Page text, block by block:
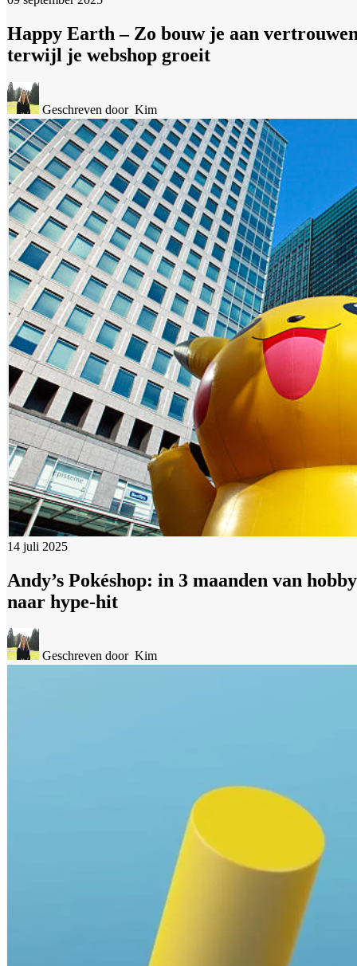
Happy Earth – Zo bouw je aan
terwijl je webshop groeit
Geschreven door Kim
14 juli 2025
Andy’s Pokéshop: in 3 maanden van hobby
naar hype-hit
Geschreven door Kim